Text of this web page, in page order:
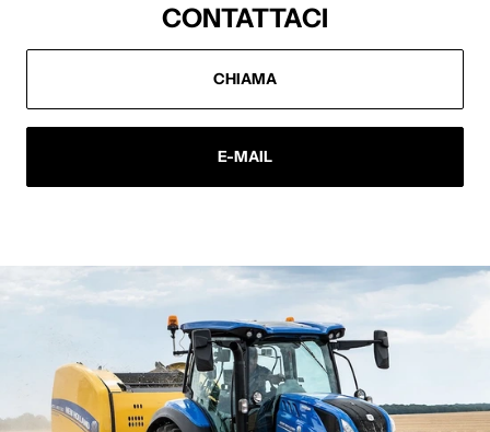
CONTATTACI
CHIAMA
E-MAIL